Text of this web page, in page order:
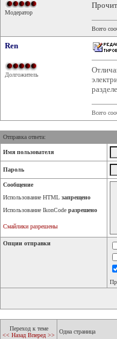
Модератор
Всего
Ren
Долгожитель
Всего
Отправка ответа:
Имя пользователя
Пароль
Сообщение
Использование HTML запрещено
Использование IkonCode разрешено
Смайлики разрешены
Опции отправки
Переход к теме
<< Назад Вперед >>
Одна страница